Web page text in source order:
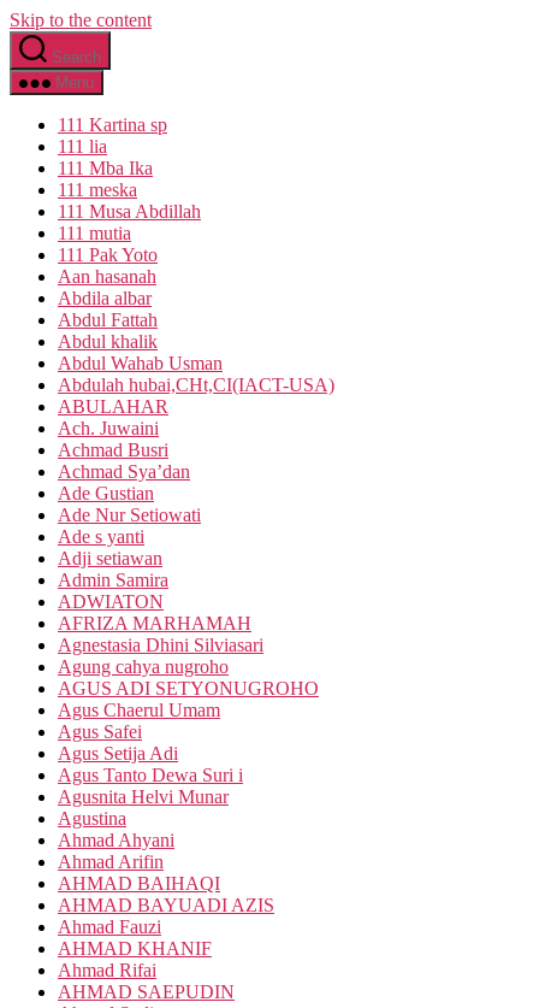
Skip to the content
Search
Menu
111 Kartina sp
111 lia
111 Mba Ika
111 meska
111 Musa Abdillah
111 mutia
111 Pak Yoto
Aan hasanah
Abdila albar
Abdul Fattah
Abdul khalik
Abdul Wahab Usman
Abdulah hubai,CHt,CI(IACT-USA)
ABULAHAR
Ach. Juwaini
Achmad Busri
Achmad Sya’dan
Ade Gustian
Ade Nur Setiowati
Ade s yanti
Adji setiawan
Admin Samira
ADWIATON
AFRIZA MARHAMAH
Agnestasia Dhini Silviasari
Agung cahya nugroho
AGUS ADI SETYONUGROHO
Agus Chaerul Umam
Agus Safei
Agus Setija Adi
Agus Tanto Dewa Suri i
Agusnita Helvi Munar
Agustina
Ahmad Ahyani
Ahmad Arifin
AHMAD BAIHAQI
AHMAD BAYUADI AZIS
Ahmad Fauzi
AHMAD KHANIF
Ahmad Rifai
AHMAD SAEPUDIN